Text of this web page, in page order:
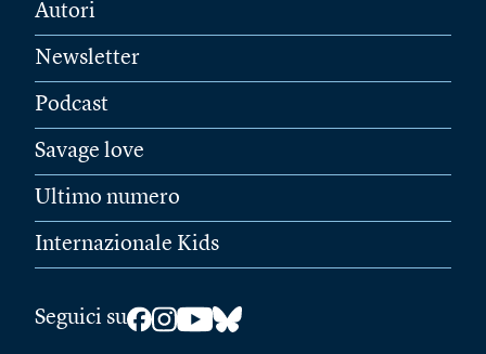
Autori
Newsletter
Podcast
Savage love
Ultimo numero
Internazionale Kids
Seguici su